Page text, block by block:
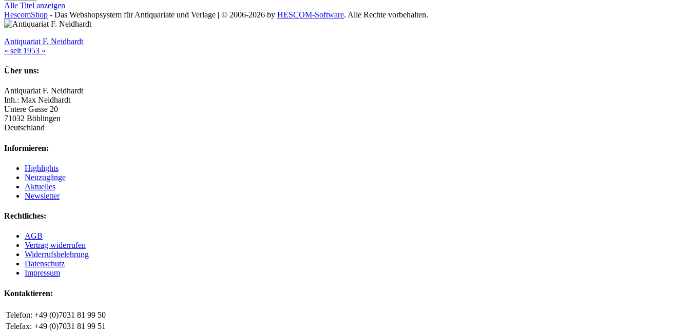
Alle Titel anzeigen
HescomShop - Das Webshopsystem für Antiquariate und Verlage | © 2006-2026 by HESCOM-Software. Alle Rechte vorbehalten.
Antiquariat F. Neidhardt
» seit 1953 «
Über uns:
Antiquariat F. Neidhardt
Inh.: Max Neidhardt
Untere Gasse 20
71032 Böblingen
Deutschland
Informieren:
Highlights
Neuzugänge
Aktuelles
Newsletter
Rechtliches:
AGB
Vertrag widerrufen
Widerrufsbelehrung
Datenschutz
Impressum
Kontaktieren:
Telefon: +49 (0)7031 81 99 50
Telefax: +49 (0)7031 81 99 51